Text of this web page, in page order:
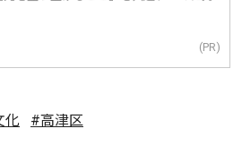
(PR)
化 #高津区